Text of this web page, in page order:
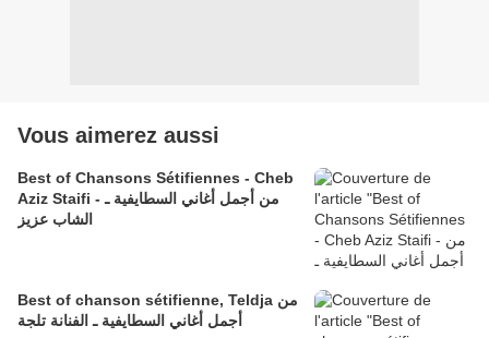
Vous aimerez aussi
Best of Chansons Sétifiennes - Cheb
Aziz Staifi - من أجمل أغاني السطايفية ـ
الشاب عزيز
Best of chanson sétifienne, Teldja من
أجمل أغاني السطايفية ـ الفنانة تلجة